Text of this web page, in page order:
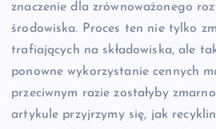
znaczenie dla zrównoważonego
środowiska. Proces ten nie tylko
trafiających na składowiska, ale
ponowne wykorzystanie cennych
przeciwnym razie zostałyby
artykule przyjrzymy się, jak